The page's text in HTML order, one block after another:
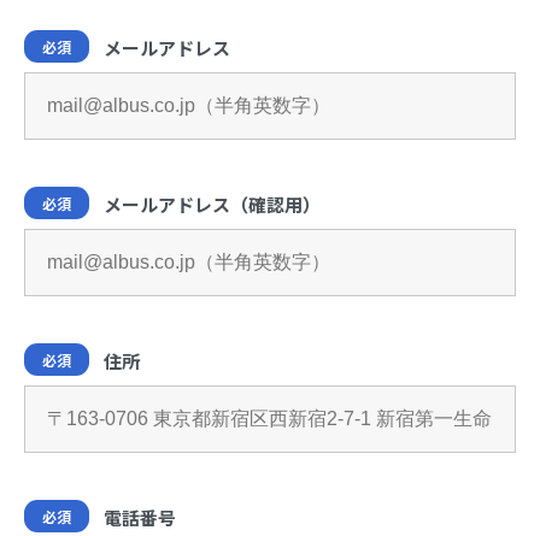
必須 メールアドレス
必須 メールアドレス（確認用）
必須 住所
必須 電話番号